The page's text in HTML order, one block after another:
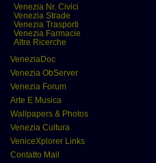
Venezia Nr. Civici
Venezia Strade
Venezia Trasporti
Venezia Farmacie
Altre Ricerche
VeneziaDoc
Venezia ObServer
Venezia Forum
Arte E Musica
Wallpapers & Photos
Venezia Cultura
VeniceXplorer Links
Contatto Mail